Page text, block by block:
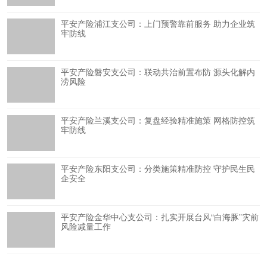
平安产险浦江支公司：上门预警靠前服务 助力企业筑
牢防线
平安产险磐安支公司：联动共治前置布防 源头化解内
涝风险
平安产险兰溪支公司：复盘经验精准施策 网格防控筑
牢防线
平安产险东阳支公司：分类施策精准防控 守护民生民
企安全
平安产险金华中心支公司：扎实开展台风“白海豚”灾前
风险减量工作